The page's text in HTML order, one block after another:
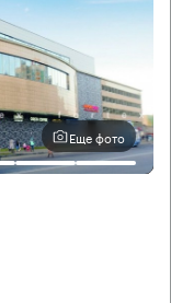
Еще фото